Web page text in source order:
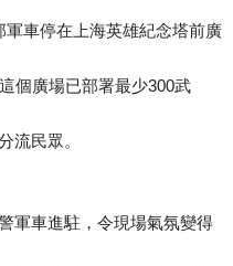
車停在上海英雄紀念塔前廣
個廣場已部署最少300武
流民眾。
軍車進駐，令現場氣氛變得